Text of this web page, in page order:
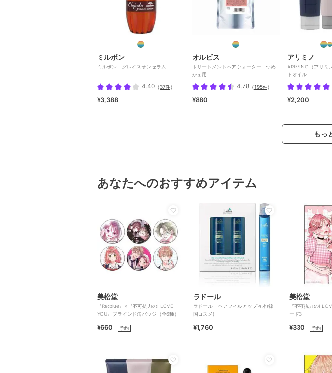
ミルボン
ミルボン グレイスオンセラム
4.40 （37件）
¥3,388
オルビス
トリートメントヘアウォーター つめ
かえ用
4.78 （195件）
¥880
アリミノ
ARIMINO（アリミ
トオイル
¥2,200
もっ
あなたへのおすすめアイテム
美松堂
『Re:blue』×『不可抗力のI LOVE
YOU』ブラインド缶バッジ（全6種）
¥660 予約
ラドール
ラドール ヘアフィルアップ４本(韓
国コスメ)
¥1,760
美松堂
『不可抗力のI
ード3
¥330 予約